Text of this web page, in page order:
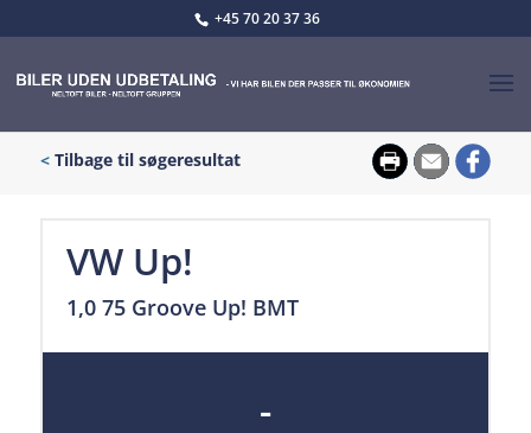
+45 70 20 37 36
< Tilbage til søgeresultat
VW Up!
1,0 75 Groove Up! BMT
-